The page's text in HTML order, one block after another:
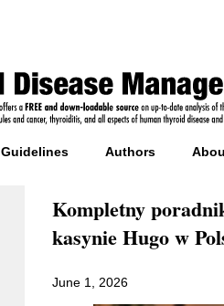
Guidelines Authors
Kompletny
kasynie Hugo w
June 1, 2026